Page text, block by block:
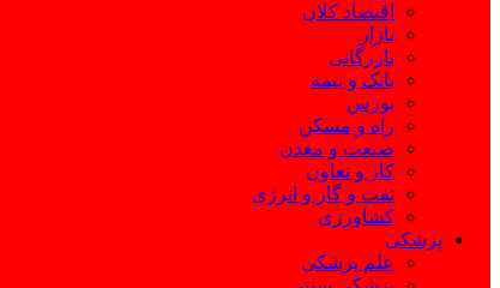
اقتصاد کلان
بازار
بازرگانی
بانک و بیمه
بورس
راه و مسکن
صنعت و معدن
کار و تعاون
نفت و گاز و انرژی
کشاورزی
پزشکی
علم پزشکی